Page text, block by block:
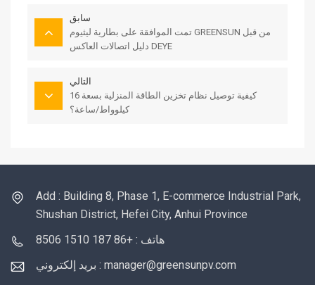
سابق
تمت الموافقة على بطارية ليثيوم GREENSUN من قبل
دليل اتصالات العاكس DEYE
التالي
كيفية توصيل نظام تخزين الطاقة المنزلية بسعة 16
كيلوواط/ساعة؟
Add : Building 8, Phase 1, E-commerce Industrial Park,
Shushan District, Hefei City, Anhui Province
هاتف : +86 187 1510 8506
بريد إلكتروني : manager@greensunpv.com